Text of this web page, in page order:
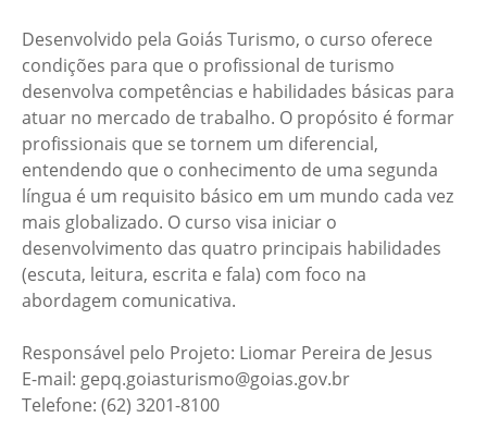
Desenvolvido pela Goiás Turismo, o curso oferece
condições para que o profissional de turismo
desenvolva competências e habilidades básicas para
atuar no mercado de trabalho. O propósito é formar
profissionais que se tornem um diferencial,
entendendo que o conhecimento de uma segunda
língua é um requisito básico em um mundo cada vez
mais globalizado. O curso visa iniciar o
desenvolvimento das quatro principais habilidades
(escuta, leitura, escrita e fala) com foco na
abordagem comunicativa.
Responsável pelo Projeto: Liomar Pereira de Jesus
E-mail: gepq.goiasturismo@goias.gov.br
Telefone: (62) 3201-8100